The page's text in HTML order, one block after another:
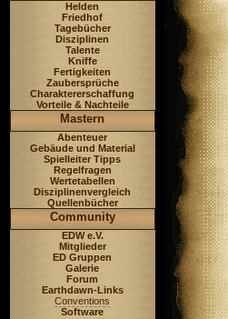
Helden
Friedhof
Tagebücher
Disziplinen
Talente
Kniffe
Fertigkeiten
Zaubersprüche
Charaktererschaffung
Vorteile & Nachteile
Mastern
Abenteuer
Gebäude und Material
Spielleiter Tipps
Regelfragen
Wertetabellen
Disziplinenvergleich
Quellenbücher
Community
EDW e.V.
Mitglieder
ED Gruppen
Galerie
Forum
Earthdawn-Links
Conventions
Software